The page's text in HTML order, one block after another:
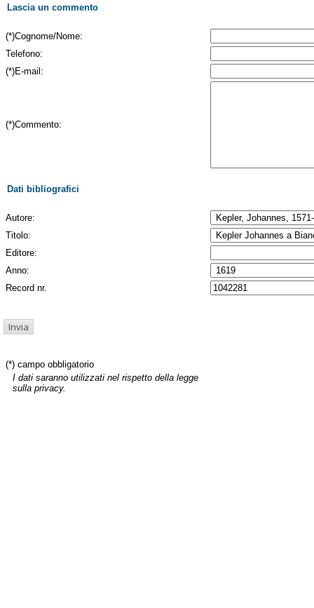
Lascia un commento
(*)Cognome/Nome:
Telefono:
(*)E-mail:
(*)Commento:
Dati bibliografici
Autore:
Titolo:
Editore:
Anno:
Record nr.
(*) campo obbligatorio
I dati saranno utilizzati nel rispetto della legge
sulla privacy.